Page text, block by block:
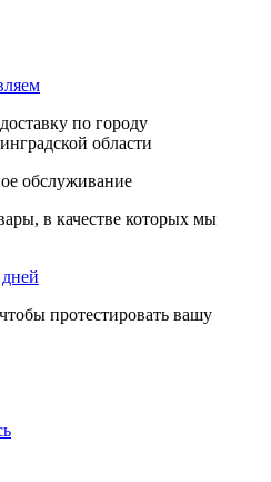
по городу
области
обслуживание
в качестве которых мы
протестировать вашу